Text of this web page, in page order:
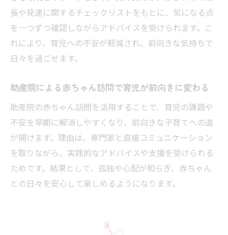
長や発達に関するチェックリストをもとに、気になる点
を一つずつ確認しながらアドバイスを受けられます。こ
れにより、育児への不安が軽減され、前向きな気持ちで
日々を過ごせます。
助産院による赤ちゃん訪問で育児が前向きに変わる
助産院の赤ちゃん訪問を活用することで、育児の課題や
不安を早期に解消しやすくなり、前向きな子育てへの道
が開けます。理由は、専門家と直接コミュニケーション
を取りながら、実践的なアドバイスや支援を受けられる
ためです。結果として、孤独や心配が和らぎ、赤ちゃん
との日々を安心して楽しめるようになります。